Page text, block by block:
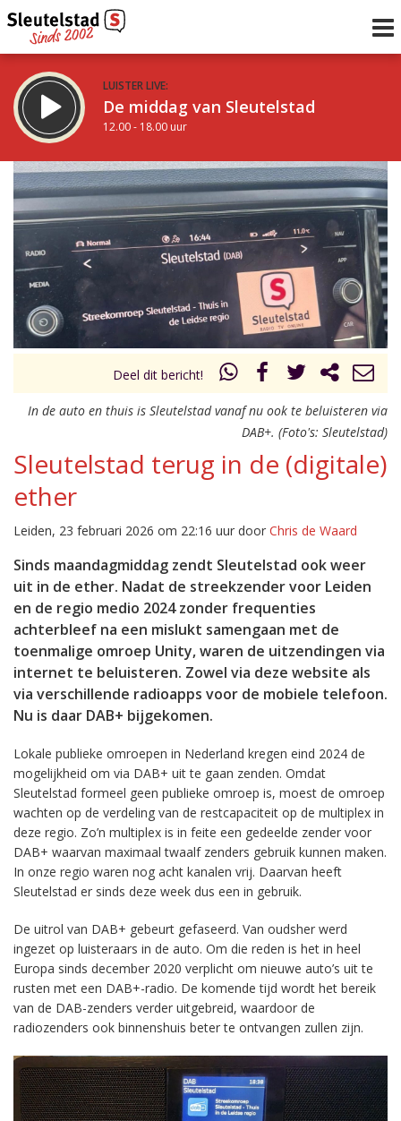
LUISTER LIVE:
De middag van Sleutelstad
12.00 - 18.00 uur
STRAKS:
De avond van Sleutelstad
18.00 - 21.00 uur
Vorig uur
uur 1 van 0 Volgend uur
Deel dit bericht!
In de auto en thuis is Sleutelstad vanaf nu ook te beluisteren via
DAB+. (Foto's: Sleutelstad)
Sleutelstad terug in de (digitale)
ether
Leiden, 23 februari 2026 om 22:16 uur door Chris de Waard
Sinds maandagmiddag zendt Sleutelstad ook weer
uit in de ether. Nadat de streekzender voor Leiden
en de regio medio 2024 zonder frequenties
achterbleef na een mislukt samengaan met de
toenmalige omroep Unity, waren de uitzendingen via
internet te beluisteren. Zowel via deze website als
via verschillende radioapps voor de mobiele telefoon.
Nu is daar DAB+ bijgekomen.
Lokale publieke omroepen in Nederland kregen eind 2024 de
mogelijkheid om via DAB+ uit te gaan zenden. Omdat
Sleutelstad formeel geen publieke omroep is, moest de omroep
wachten op de verdeling van de restcapaciteit op de multiplex in
deze regio. Zo’n multiplex is in feite een gedeelde zender voor
DAB+ waarvan maximaal twaalf zenders gebruik kunnen maken.
In onze regio waren nog acht kanalen vrij. Daarvan heeft
Sleutelstad er sinds deze week dus een in gebruik.
De uitrol van DAB+ gebeurt gefaseerd. Van oudsher werd
ingezet op luisteraars in de auto. Om die reden is het in heel
Europa sinds december 2020 verplicht om nieuwe auto’s uit te
rusten met een DAB+-radio. De komende tijd wordt het bereik
van de DAB-zenders verder uitgebreid, waardoor de
radiozenders ook binnenshuis beter te ontvangen zullen zijn.